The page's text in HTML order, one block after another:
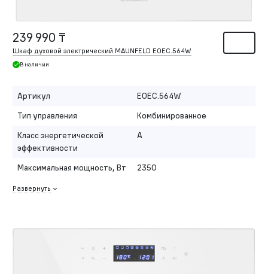
239 990 ₸
Шкаф духовой электрический MAUNFELD EOEC.564W
В наличии
Артикул
EOEC.564W
Тип управления
Комбинированное
Класс энергетической
эффективности
A
Максимальная мощность, Вт 2350
Развернуть